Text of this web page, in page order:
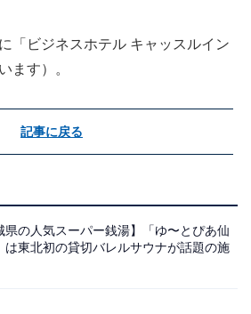
「ビジネスホテル キャッスルイン
ます）。
記事に戻る
県の人気スーパー銭湯】「ゆ〜とぴあ仙
は東北初の貸切バレルサウナが話題の施